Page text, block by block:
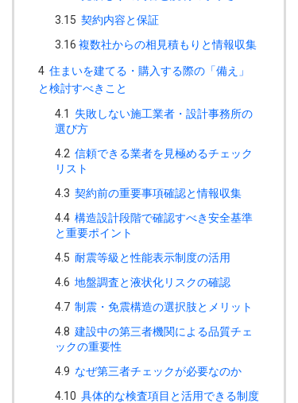
3.15 契約内容と保証
3.16 複数社からの相見積もりと情報収集
4 住まいを建てる・購入する際の「備え」
と検討すべきこと
4.1
失敗しない施工業者・設計事務所の
選び方
4.2 信頼できる業者を見極めるチェック
リスト
4.3 契約前の重要事項確認と情報収集
4.4 構造設計段階で確認すべき安全基準
と重要ポイント
4.5 耐震等級と性能表示制度の活用
4.6 地盤調査と液状化リスクの確認
4.7 制震・免震構造の選択肢とメリット
4.8 建設中の第三者機関による品質チェ
ックの重要性
4.9 なぜ第三者チェックが必要なのか
4.10 具体的な検査項目と活用できる制度